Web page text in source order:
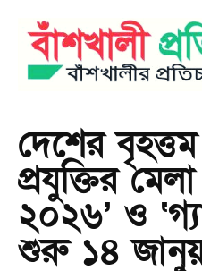
দেশের
প্রযুক্তির মেলা
২০২৬’ ও
শুরু ১৪